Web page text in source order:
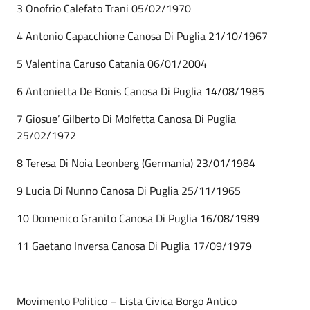
3 Onofrio Calefato Trani 05/02/1970
4 Antonio Capacchione Canosa Di Puglia 21/10/1967
5 Valentina Caruso Catania 06/01/2004
6 Antonietta De Bonis Canosa Di Puglia 14/08/1985
7 Giosue’ Gilberto Di Molfetta Canosa Di Puglia
25/02/1972
8 Teresa Di Noia Leonberg (Germania) 23/01/1984
9 Lucia Di Nunno Canosa Di Puglia 25/11/1965
10 Domenico Granito Canosa Di Puglia 16/08/1989
11 Gaetano Inversa Canosa Di Puglia 17/09/1979
Movimento Politico – Lista Civica Borgo Antico